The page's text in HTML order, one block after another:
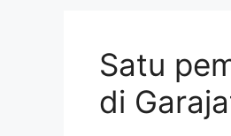
Satu
di